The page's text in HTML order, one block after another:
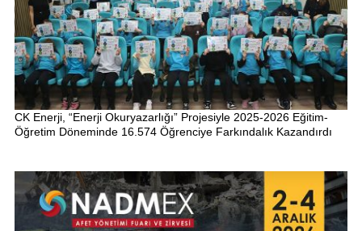
CK Enerji, “Enerji Okuryazarlığı” Projesiyle 2025-2026 Eğitim-
Öğretim Döneminde 16.574 Öğrenciye Farkındalık Kazandırdı